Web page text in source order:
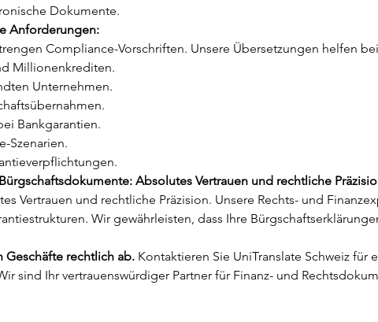
Dokumente.
Anforderungen:
Compliance-Vorschriften. Unsere Übersetzungen helfen
Millionenkrediten.
Unternehmen.
Bankgarantien.
Szenarien.
Absolutes Vertrauen und rechtliche
Vertrauen und rechtliche Präzision. Unsere Rechts- und
Wir gewährleisten, dass Ihre
Geschäfte rechtlich ab. Kontaktieren Sie UniTranslate Schweiz
sind Ihr vertrauenswürdiger Partner für Finanz- und